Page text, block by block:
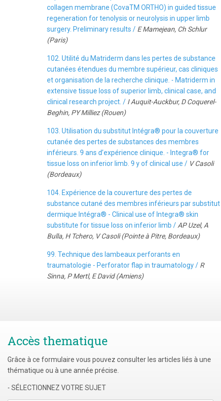
collagen membrane (CovaTM ORTHO) in guided tissue
regeneration for tenolysis or neurolysis in upper limb
surgery. Preliminary results / E Mamejean, Ch Schlur
(Paris)
102. Utilité du Matriderm dans les pertes de substance
cutanées étendues du membre supérieur, cas cliniques
et organisation de la recherche clinique. - Matriderm in
extensive tissue loss of superior limb, clinical case, and
clinical research project. / I Auquit-Auckbur, D Coquerel-
Beghin, PY Milliez (Rouen)
103. Utilisation du substitut Intégra® pour la couverture
cutanée des pertes de substances des membres
inférieurs. 9 ans d’expérience clinique. - Integra® for
tissue loss on inferior limb. 9 y of clinical use / V Casoli
(Bordeaux)
104. Expérience de la couverture des pertes de
substance cutané des membres inférieurs par substitut
dermique Intégra® - Clinical use of Integra® skin
substitute for tissue loss on inferior limb / AP Uzel, A
Bulla, H Tchero, V Casoli (Pointe à Pitre, Bordeaux)
99. Technique des lambeaux perforants en
traumatologie - Perforator flap in traumatology / R
Sinna, P Mertl, E David (Amiens)
Accès thematique
Grâce à ce formulaire vous pouvez consulter les articles liés à une
thématique ou à une année précise.
- SÉLECTIONNEZ VOTRE SUJET